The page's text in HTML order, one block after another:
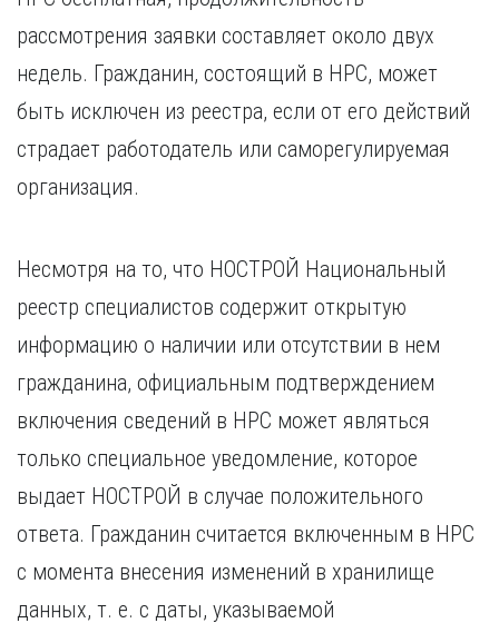
рассмотрения заявки составляет около двух
недель. Гражданин, состоящий в НРС, может
быть исключен из реестра, если от его действий
страдает работодатель или саморегулируемая
организация.
Несмотря на то, что НОСТРОЙ Национальный
реестр специалистов содержит открытую
информацию о наличии или отсутствии в нем
гражданина, официальным подтверждением
включения сведений в НРС может являться
только специальное уведомление, которое
выдает НОСТРОЙ в случае положительного
ответа. Гражданин считается включенным в НРС
с момента внесения изменений в хранилище
данных, т. е. с даты, указываемой